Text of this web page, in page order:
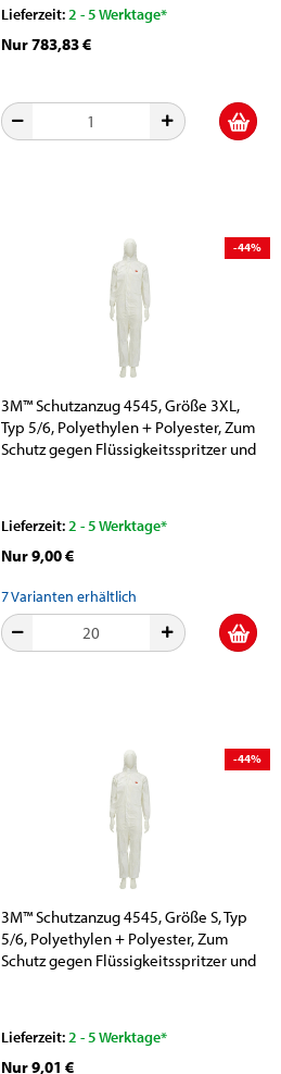
Lieferzeit:2 - 5 Werktage*
Nur 783,83 €
-44%
3M™ Schutzanzug 4545, Größe 3XL,
Typ 5/6, Polyethylen + Polyester, Zum
Schutz gegen Flüssigkeitsspritzer und
Lieferzeit:2 - 5 Werktage*
Nur 9,00 €
7Varianten erhältlich
-44%
3M™ Schutzanzug 4545, Größe S, Typ
5/6, Polyethylen + Polyester, Zum
Schutz gegen Flüssigkeitsspritzer und
Lieferzeit:2 - 5 Werktage*
Nur 9,01 €